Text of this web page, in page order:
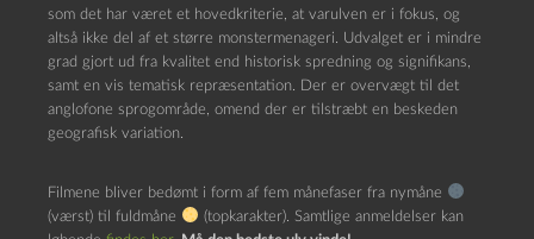
som det har været et hovedkriterie, at varulven er i fokus, og
altså ikke del af et større monstermenageri. Udvalget er i mindre
grad gjort ud fra kvalitet end historisk spredning og signifikans,
samt en vis tematisk repræsentation. Der er overvægt til det
anglofone sprogområde, omend der er tilstræbt en beskeden
geografisk variation.
Filmene bliver bedømt i form af fem månefaser fra nymåne
(værst) til fuldmåne
(topkarakter). Samtlige anmeldelser kan